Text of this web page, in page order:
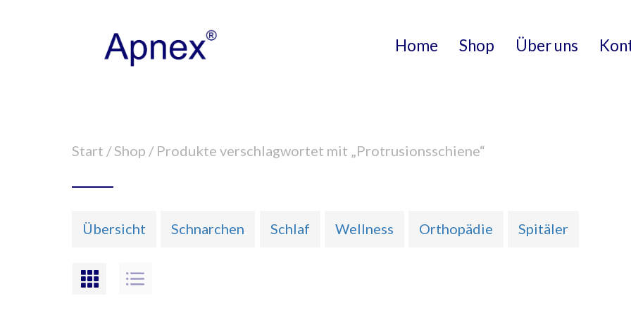
Home Shop Über uns
Start /Shop / Produkte verschlagwortet mit „Protrusionsschiene“
Übersicht Schnarchen Schlaf Wellness Orthopädie Spitäler